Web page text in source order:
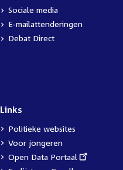
Sociale media
E-mailattenderingen
Debat Direct
Links
Politieke websites
Voor jongeren
External
link:
Open Data Portaal